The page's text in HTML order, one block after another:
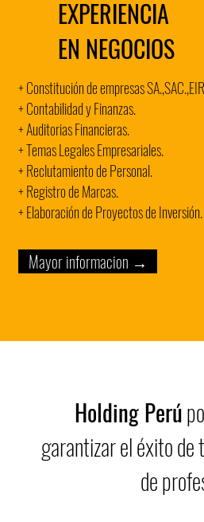
EXPERIENCIA
EN NEGOCIOS
+ Constitución de empresas
+ Contabilidad y Finanzas.
+ Auditorias Financieras.
+ Temas Legales Empresariales.
+ Reclutamiento de Personal.
+ Registro de Marcas.
+ Elaboración de Proyectos de Inversión.
Mayor informacion →
Holding Perú
garantizar el éxito de
de